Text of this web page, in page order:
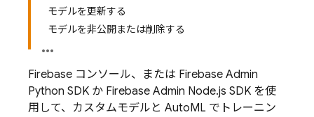
モデルを更新する
モデルを非公開または削除する
Firebase コンソール、または Firebase Admin
Python SDK か Firebase Admin Node.js SDK を使
用して、カスタムモデルと AutoML でトレーニン